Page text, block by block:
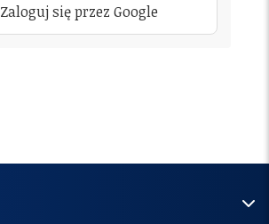
Zaloguj się przez Google